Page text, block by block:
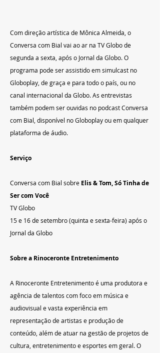
Com direção artística de Mônica Almeida, o
Conversa com Bial vai ao ar na TV Globo de
segunda a sexta, após o Jornal da Globo. O
programa pode ser assistido em simulcast no
Globoplay, de graça e para todo o país, ou no
canal internacional da Globo. As entrevistas
também podem ser ouvidas no podcast Conversa
com Bial, disponível no Globoplay ou em qualquer
plataforma de áudio.
Serviço
Conversa com Bial sobre Elis & Tom, Só Tinha de
Ser com Você
TV Globo
15 e 16 de setembro (quinta e sexta-feira) após o
Jornal da Globo
Sobre a Rinoceronte Entretenimento
A Rinoceronte Entretenimento é uma produtora e
agência de talentos com foco em música e
audiovisual e vasta experiência em
representação de artistas e produção de
conteúdo, além de atuar na gestão de projetos de
cultura, entretenimento e esportes em geral. O